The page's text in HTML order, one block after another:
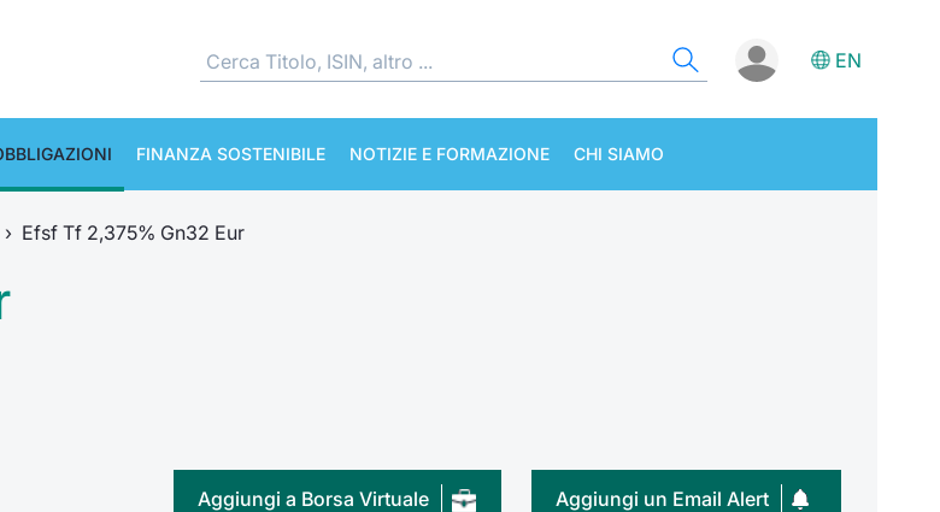
EN
FINANZA SOSTENIBILE NOTIZIE E FORMAZIONE CHI SIAMO
› Efsf Tf 2,375% Gn32 Eur
Aggiungi un Email Alert
Aggiungi a Borsa Virtuale